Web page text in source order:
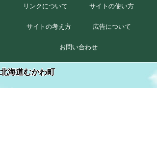
リンクについて サイトの使い方
サイトの考え方 広告について
お問い合わせ
北海道むかわ町